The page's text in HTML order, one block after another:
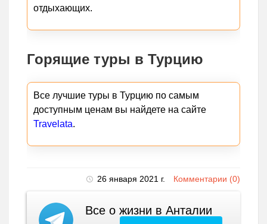
отдыхающих.
Горящие туры в Турцию
Все лучшие туры в Турцию по самым
доступным ценам вы найдете на сайте
Travelata.
26 января 2021 г. Комментарии (0)
Все о жизни в Анталии